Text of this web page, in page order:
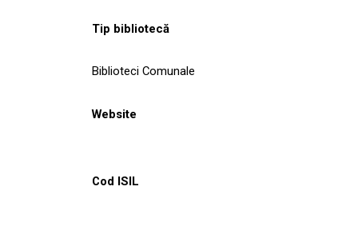
CULTURALE
NOUTĂȚI
Tip bibliotecă
Biblioteci Comunale
Website
Cod ISIL